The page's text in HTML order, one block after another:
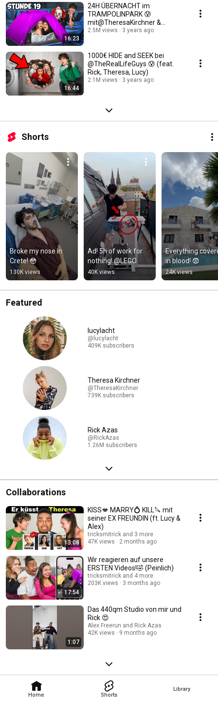
Home Shorts
Library
16:23
24H ÜBERNACHT im
TRAMPOLINPARK 😰
mit@TheresaKirchner &
@lucylacht
2.5M views 3 years ago
16:44
1000€ HIDE and SEEK bei
@TheRealLifeGuys 😰 (feat.
Rick, Theresa, Lucy)
2.1M views 3 years ago
Shorts
Broke my nose in
Crete! 😳
130K views
Ad! 5h of work for
nothing! @LEGO
40K views
Everything
in blood! 😨
24K views
Featured
lucylacht
@lucylacht
409K subscribers
Theresa Kirchner
@TheresaKirchner
739K subscribers
Rick Azas
@RickAzas
1.26M subscribers
Collaborations
13:08
KISS💋 MARRY💍 KILL🔪 mit
seiner EX FREUNDIN (ft. Lucy &
Alex)
tricksmitrick and 3 more
47K views
2 months ago
17:54
Wir reagieren auf unsere
ERSTEN Videos!🤣 (Peinlich)
tricksmitrick and 4 more
203K views
3 months ago
1:07
Das 440qm Studio von mir und
Rick 😍
Alex Freerun and Rick Azas
42K views
9 months ago